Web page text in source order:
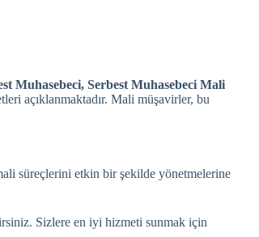
Muhasebeci, Serbest Muhasebeci Mali
açıklanmaktadır. Mali müşavirler, bu
süreçlerini etkin bir şekilde yönetmelerine
Sizlere en iyi hizmeti sunmak için